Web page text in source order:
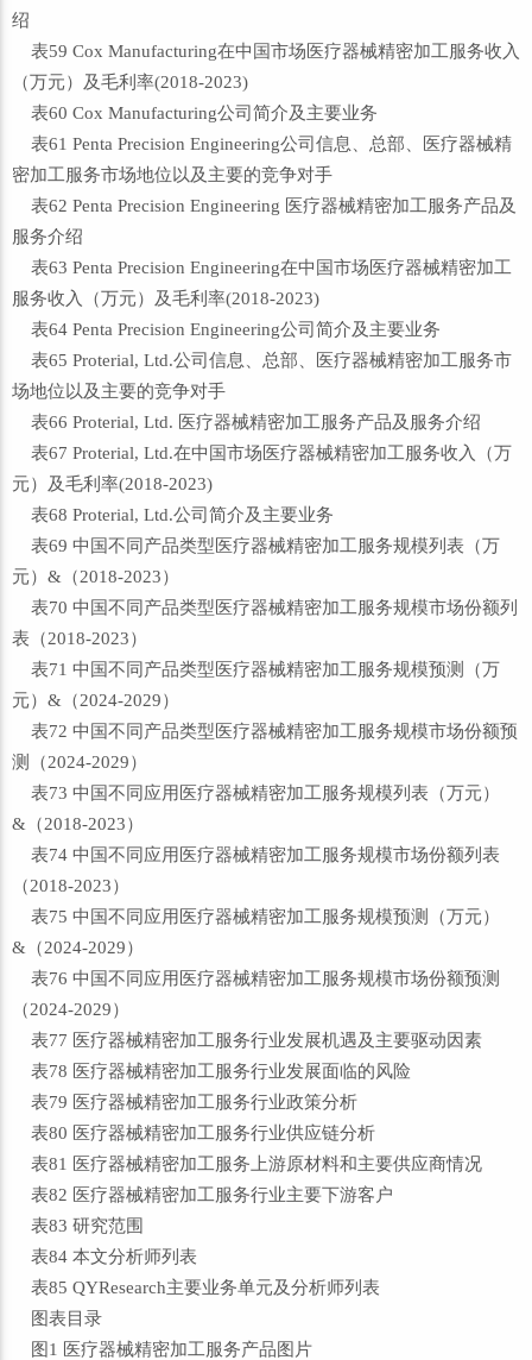
绍
表59 Cox Manufacturing在中国市场医疗器械精密加工服务收入
（万元）及毛利率(2018-2023)
表60 Cox Manufacturing公司简介及主要业务
表61 Penta Precision Engineering公司信息、总部、医疗器械精
密加工服务市场地位以及主要的竞争对手
表62 Penta Precision Engineering 医疗器械精密加工服务产品及
服务介绍
表63 Penta Precision Engineering在中国市场医疗器械精密加工
服务收入（万元）及毛利率(2018-2023)
表64 Penta Precision Engineering公司简介及主要业务
表65 Proterial, Ltd.公司信息、总部、医疗器械精密加工服务市
场地位以及主要的竞争对手
表66 Proterial, Ltd. 医疗器械精密加工服务产品及服务介绍
表67 Proterial, Ltd.在中国市场医疗器械精密加工服务收入（万
元）及毛利率(2018-2023)
表68 Proterial, Ltd.公司简介及主要业务
表69 中国不同产品类型医疗器械精密加工服务规模列表（万
元）&（2018-2023）
表70 中国不同产品类型医疗器械精密加工服务规模市场份额列
表（2018-2023）
表71 中国不同产品类型医疗器械精密加工服务规模预测（万
元）&（2024-2029）
表72 中国不同产品类型医疗器械精密加工服务规模市场份额预
测（2024-2029）
表73 中国不同应用医疗器械精密加工服务规模列表（万元）
&（2018-2023）
表74 中国不同应用医疗器械精密加工服务规模市场份额列表
（2018-2023）
表75 中国不同应用医疗器械精密加工服务规模预测（万元）
&（2024-2029）
表76 中国不同应用医疗器械精密加工服务规模市场份额预测
（2024-2029）
表77 医疗器械精密加工服务行业发展机遇及主要驱动因素
表78 医疗器械精密加工服务行业发展面临的风险
表79 医疗器械精密加工服务行业政策分析
表80 医疗器械精密加工服务行业供应链分析
表81 医疗器械精密加工服务上游原材料和主要供应商情况
表82 医疗器械精密加工服务行业主要下游客户
表83 研究范围
表84 本文分析师列表
表85 QYResearch主要业务单元及分析师列表
图表目录
图1 医疗器械精密加工服务产品图片